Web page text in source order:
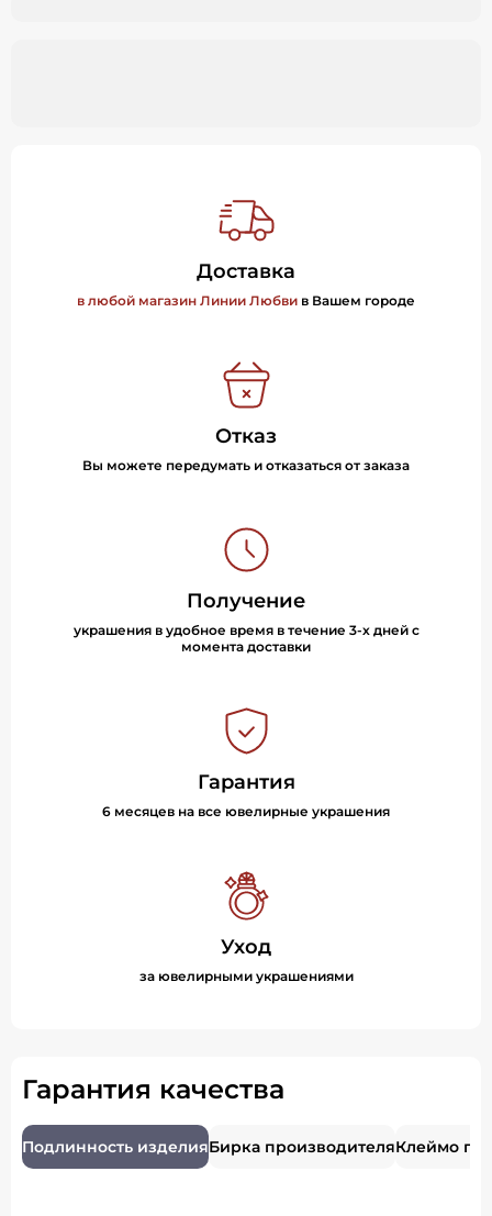
Доставка
в любой магазин Линии Любви в Вашем городе
Отказ
Вы можете передумать и отказаться от заказа
Получение
украшения в удобное время в течение 3-х дней с
момента доставки
Гарантия
6 месяцев на все ювелирные украшения
Уход
за ювелирными украшениями
Гарантия качества
Подлинность изделияБирка производителяКлеймо